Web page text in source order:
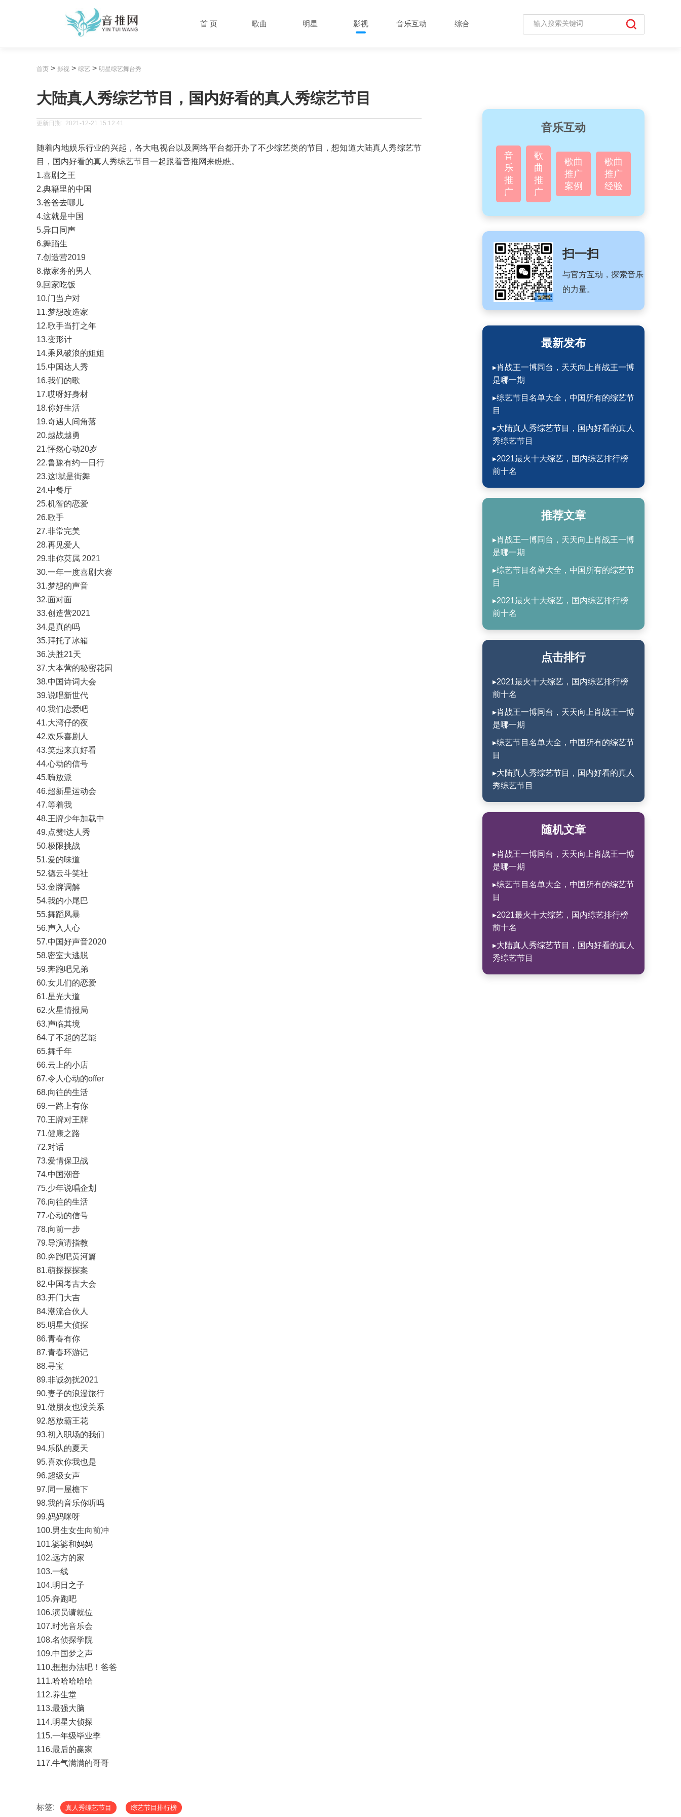
首 页 歌曲 明星 影视 音乐互动 综合
首页 > 影视 > 综艺 > 明星综艺舞台秀
大陆真人秀综艺节目，国内好看的真人秀综艺节目
更新日期: 2021-12-21 15:12:41
随着内地娱乐行业的兴起，各大电视台以及网络平台都开办了不少综艺类的节目，想知道大陆真人秀综艺节
目，国内好看的真人秀综艺节目一起跟着音推网来瞧瞧。
1.喜剧之王
2.典籍里的中国
3.爸爸去哪儿
4.这就是中国
5.异口同声
6.舞蹈生
7.创造营2019
8.做家务的男人
9.回家吃饭
10.门当户对
11.梦想改造家
12.歌手当打之年
13.变形计
14.乘风破浪的姐姐
15.中国达人秀
16.我们的歌
17.哎呀好身材
18.你好生活
19.奇遇人间角落
20.越战越勇
21.怦然心动20岁
22.鲁豫有约一日行
23.这!就是街舞
24.中餐厅
25.机智的恋爱
26.歌手
27.非常完美
28.再见爱人
29.非你莫属 2021
30.一年一度喜剧大赛
31.梦想的声音
32.面对面
33.创造营2021
34.是真的吗
35.拜托了冰箱
36.决胜21天
37.大本营的秘密花园
38.中国诗词大会
39.说唱新世代
40.我们恋爱吧
41.大湾仔的夜
42.欢乐喜剧人
43.笑起来真好看
44.心动的信号
45.嗨放派
46.超新星运动会
47.等着我
48.王牌少年加载中
49.点赞!达人秀
50.极限挑战
51.爱的味道
52.德云斗笑社
53.金牌调解
54.我的小尾巴
55.舞蹈风暴
56.声入人心
57.中国好声音2020
58.密室大逃脱
59.奔跑吧兄弟
60.女儿们的恋爱
61.星光大道
62.火星情报局
63.声临其境
64.了不起的艺能
65.舞千年
66.云上的小店
67.令人心动的offer
68.向往的生活
69.一路上有你
70.王牌对王牌
71.健康之路
72.对话
73.爱情保卫战
74.中国潮音
75.少年说唱企划
76.向往的生活
77.心动的信号
78.向前一步
79.导演请指教
80.奔跑吧黄河篇
81.萌探探探案
82.中国考古大会
83.开门大吉
84.潮流合伙人
85.明星大侦探
86.青春有你
87.青春环游记
88.寻宝
89.非诚勿扰2021
90.妻子的浪漫旅行
91.做朋友也没关系
92.怒放霸王花
93.初入职场的我们
94.乐队的夏天
95.喜欢你我也是
96.超级女声
97.同一屋檐下
98.我的音乐你听吗
99.妈妈咪呀
100.男生女生向前冲
101.婆婆和妈妈
102.远方的家
103.一线
104.明日之子
105.奔跑吧
106.演员请就位
107.时光音乐会
108.名侦探学院
109.中国梦之声
110.想想办法吧！爸爸
111.哈哈哈哈哈
112.养生堂
113.最强大脑
114.明星大侦探
115.一年级毕业季
116.最后的赢家
117.牛气满满的哥哥
标签: 真人秀综艺节目 综艺节目排行榜
音乐互动
音
乐
推
广
歌
曲
推
广
歌曲
推广
案例
歌曲
推广
经验
扫一扫
与官方互动，探索音乐
的力量。
最新发布
▸肖战王一博同台，天天向上肖战王一博
是哪一期
▸综艺节目名单大全，中国所有的综艺节
目
▸大陆真人秀综艺节目，国内好看的真人
秀综艺节目
▸2021最火十大综艺，国内综艺排行榜
前十名
推荐文章
▸肖战王一博同台，天天向上肖战王一博
是哪一期
▸综艺节目名单大全，中国所有的综艺节
目
▸2021最火十大综艺，国内综艺排行榜
前十名
点击排行
▸2021最火十大综艺，国内综艺排行榜
前十名
▸肖战王一博同台，天天向上肖战王一博
是哪一期
▸综艺节目名单大全，中国所有的综艺节
目
▸大陆真人秀综艺节目，国内好看的真人
秀综艺节目
随机文章
▸肖战王一博同台，天天向上肖战王一博
是哪一期
▸综艺节目名单大全，中国所有的综艺节
目
▸2021最火十大综艺，国内综艺排行榜
前十名
▸大陆真人秀综艺节目，国内好看的真人
秀综艺节目